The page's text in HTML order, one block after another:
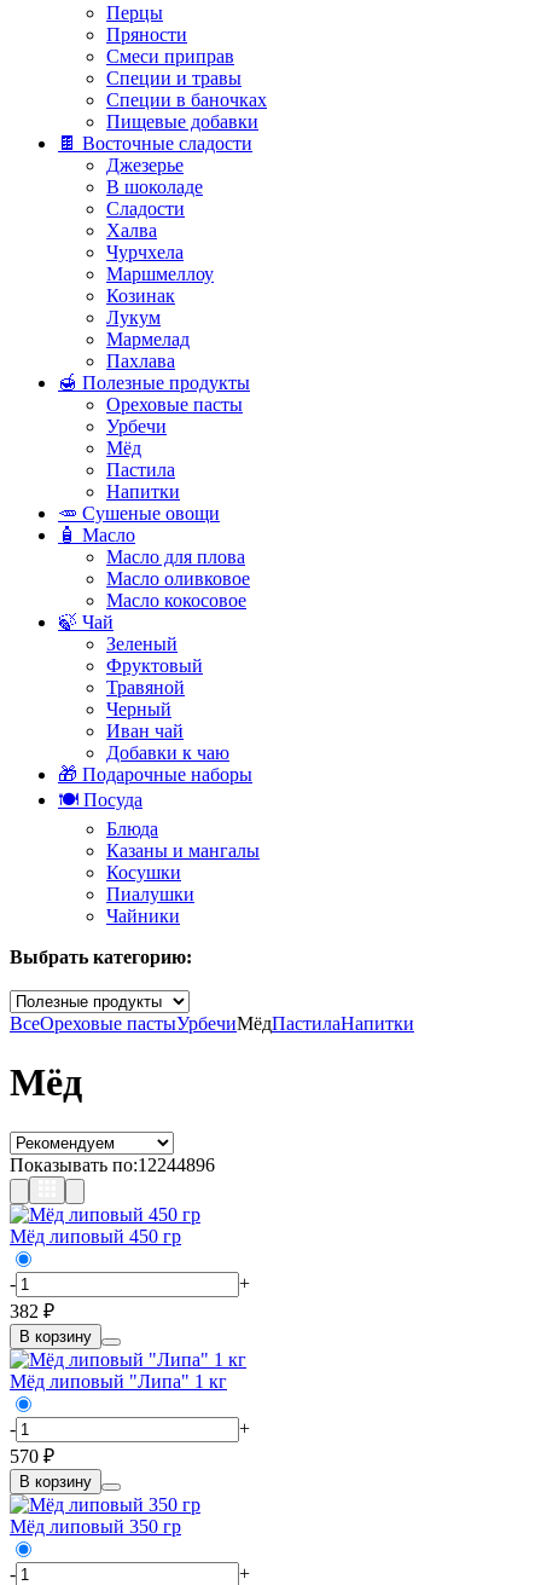
Перцы
Пряности
Смеси приправ
Специи и травы
Специи в баночках
Пищевые добавки
🍫 Восточные сладости
Джезерье
В шоколаде
Сладости
Халва
Чурчхела
Маршмеллоу
Козинак
Лукум
Мармелад
Пахлава
🍯 Полезные продукты
Ореховые пасты
Урбечи
Мёд
Пастила
Напитки
🥕 Сушеные овощи
🧴 Масло
Масло для плова
Масло оливковое
Масло кокосовое
🍃 Чай
Зеленый
Фруктовый
Травяной
Черный
Иван чай
Добавки к чаю
🎁 Подарочные наборы
🍽️ Посуда
Блюда
Казаны и мангалы
Косушки
Пиалушки
Чайники
Выбрать категорию:
ВсеОреховые пастыУрбечиМёдПастилаНапитки
Мёд
Показывать по:12244896
Мёд липовый 450 гр
-
+
382 ₽
В корзину
Мёд липовый "Липа" 1 кг
-
+
570 ₽
В корзину
Мёд липовый 350 гр
-
+